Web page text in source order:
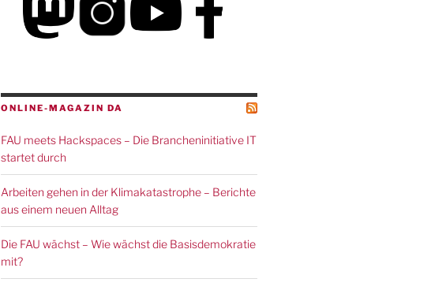
ONLINE-MAGAZIN DA
FAU meets Hackspaces – Die Brancheninitiative IT
startet durch
Arbeiten gehen in der Klimakatastrophe – Berichte
aus einem neuen Alltag
Die FAU wächst – Wie wächst die Basisdemokratie
mit?